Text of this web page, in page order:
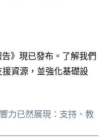
》現已發布。了解我們
資源，並強化基礎設
力已然展現：支持、教